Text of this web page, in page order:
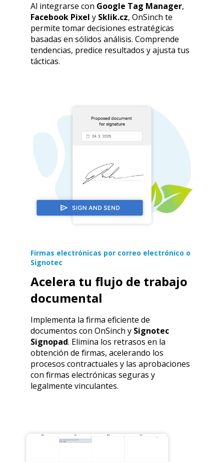
Al integrarse con Google Tag Manager,
Facebook Pixel y Sklik.cz, OnSinch te
permite tomar decisiones estratégicas
basadas en sólidos análisis. Comprende
tendencias, predice resultados y ajusta tus
tácticas.
Firmas electrónicas por correo electrónico o
Signotec
Acelera tu flujo de trabajo
documental
Implementa la firma eficiente de
documentos con OnSinch y Signotec
Signopad. Elimina los retrasos en la
obtención de firmas, acelerando los
procesos contractuales y las aprobaciones
con firmas electrónicas seguras y
legalmente vinculantes.